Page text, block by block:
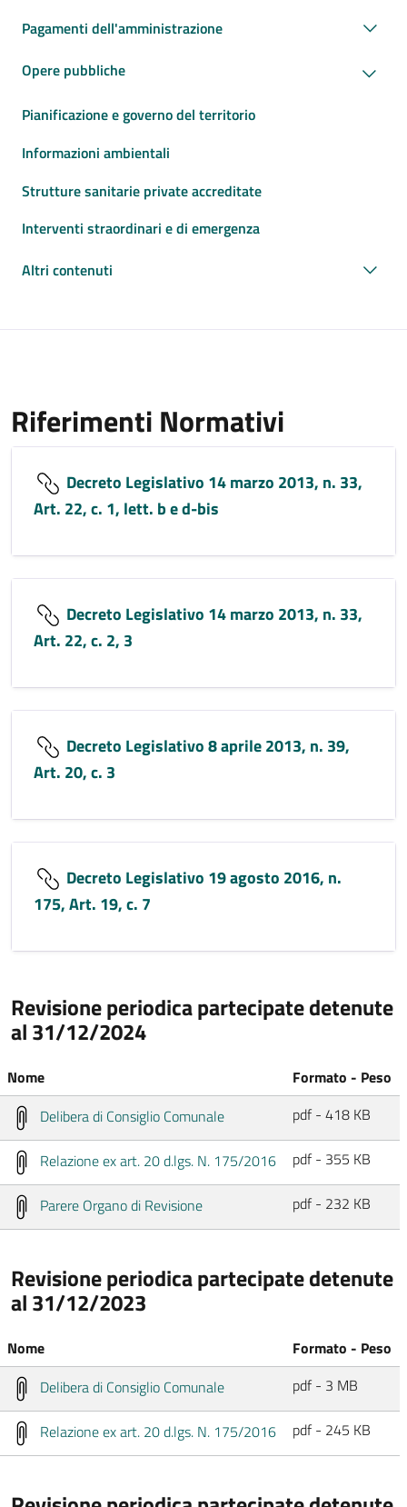
Pagamenti dell'amministrazione
Opere pubbliche
Pianificazione e governo del territorio
Informazioni ambientali
Strutture sanitarie private accreditate
Interventi straordinari e di emergenza
Altri contenuti
Riferimenti Normativi
Decreto Legislativo 14 marzo 2013, n. 33,
Art. 22, c. 1, lett. b e d-bis
Decreto Legislativo 14 marzo 2013, n. 33,
Art. 22, c. 2, 3
Decreto Legislativo 8 aprile 2013, n. 39,
Art. 20, c. 3
Decreto Legislativo 19 agosto 2016, n.
175, Art. 19, c. 7
Revisione periodica partecipate detenute
al 31/12/2024
Nome
Formato - Peso
Delibera di Consiglio Comunale
pdf - 418 KB
Relazione ex art. 20 d.lgs. N. 175/2016 pdf - 355 KB
Parere Organo di Revisione pdf - 232 KB
Revisione periodica partecipate detenute
al 31/12/2023
Nome
Formato - Peso
Delibera di Consiglio Comunale
pdf - 3 MB
Relazione ex art. 20 d.lgs. N. 175/2016 pdf - 245 KB